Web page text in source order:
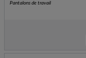
Pantalons de travail